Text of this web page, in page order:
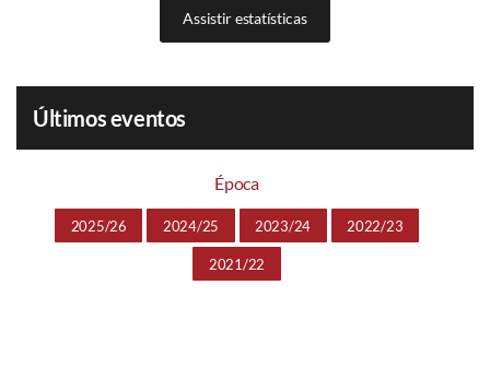
Assistir estatísticas
Últimos eventos
Época
2025/26 2024/25 2023/24 2022/23
2021/22